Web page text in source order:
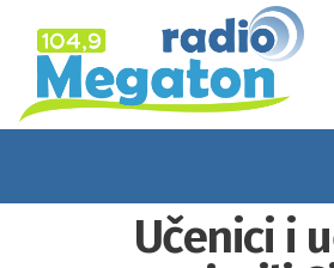
Učenici i